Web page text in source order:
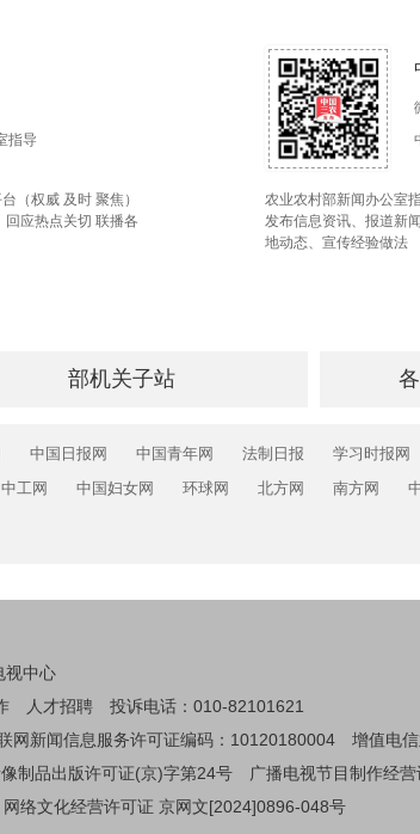
指导
（权威 及时 聚焦）
应热点关切 联播各
农业农村部新闻办公室
发布信息资讯、报道新
地动态、宣传经验做法
部机关子站
中国日报网 中国青年网 法制日报 学习时报网
中工网 中国妇女网 环球网 北方网 南方网
视中心
人才招聘
投诉电话：010-82101621
网新闻信息服务许可证编码：10120180004
增值电
制品出版许可证(京)字第24号
广播电视节目制作经
网络文化经营许可证 京网文[2024]0896-048号